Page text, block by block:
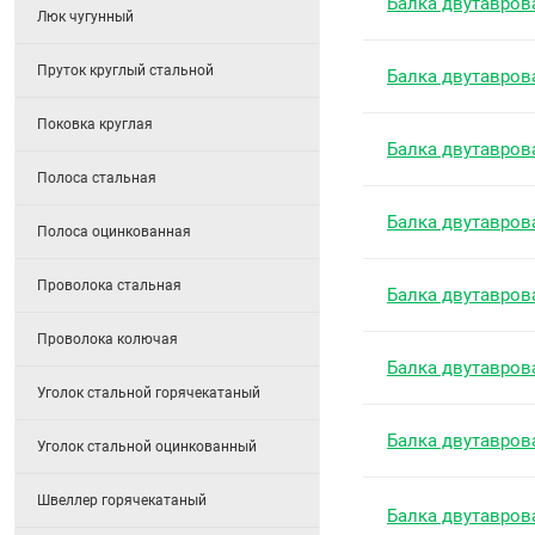
Люк чугунный
Пруток круглый стальной
Поковка круглая
Полоса стальная
Полоса оцинкованная
Проволока стальная
Проволока колючая
Уголок стальной горячекатаный
Уголок стальной оцинкованный
Швеллер горячекатаный
Балка
Балка
Балка
Балка
Балка
Балка
Балка